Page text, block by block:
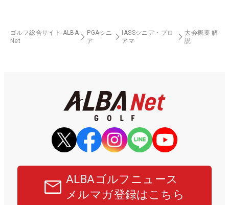
ゴルフ総合サイト ALBA
Net
PGAシニ
ア
IASSシニア・プロ
アマ
大会概要 解
説
ALBAゴルフニュース
メルマガ登録はこちら